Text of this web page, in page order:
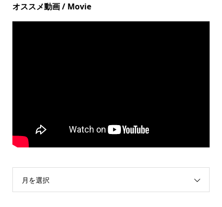
オススメ動画 / Movie
月を選択